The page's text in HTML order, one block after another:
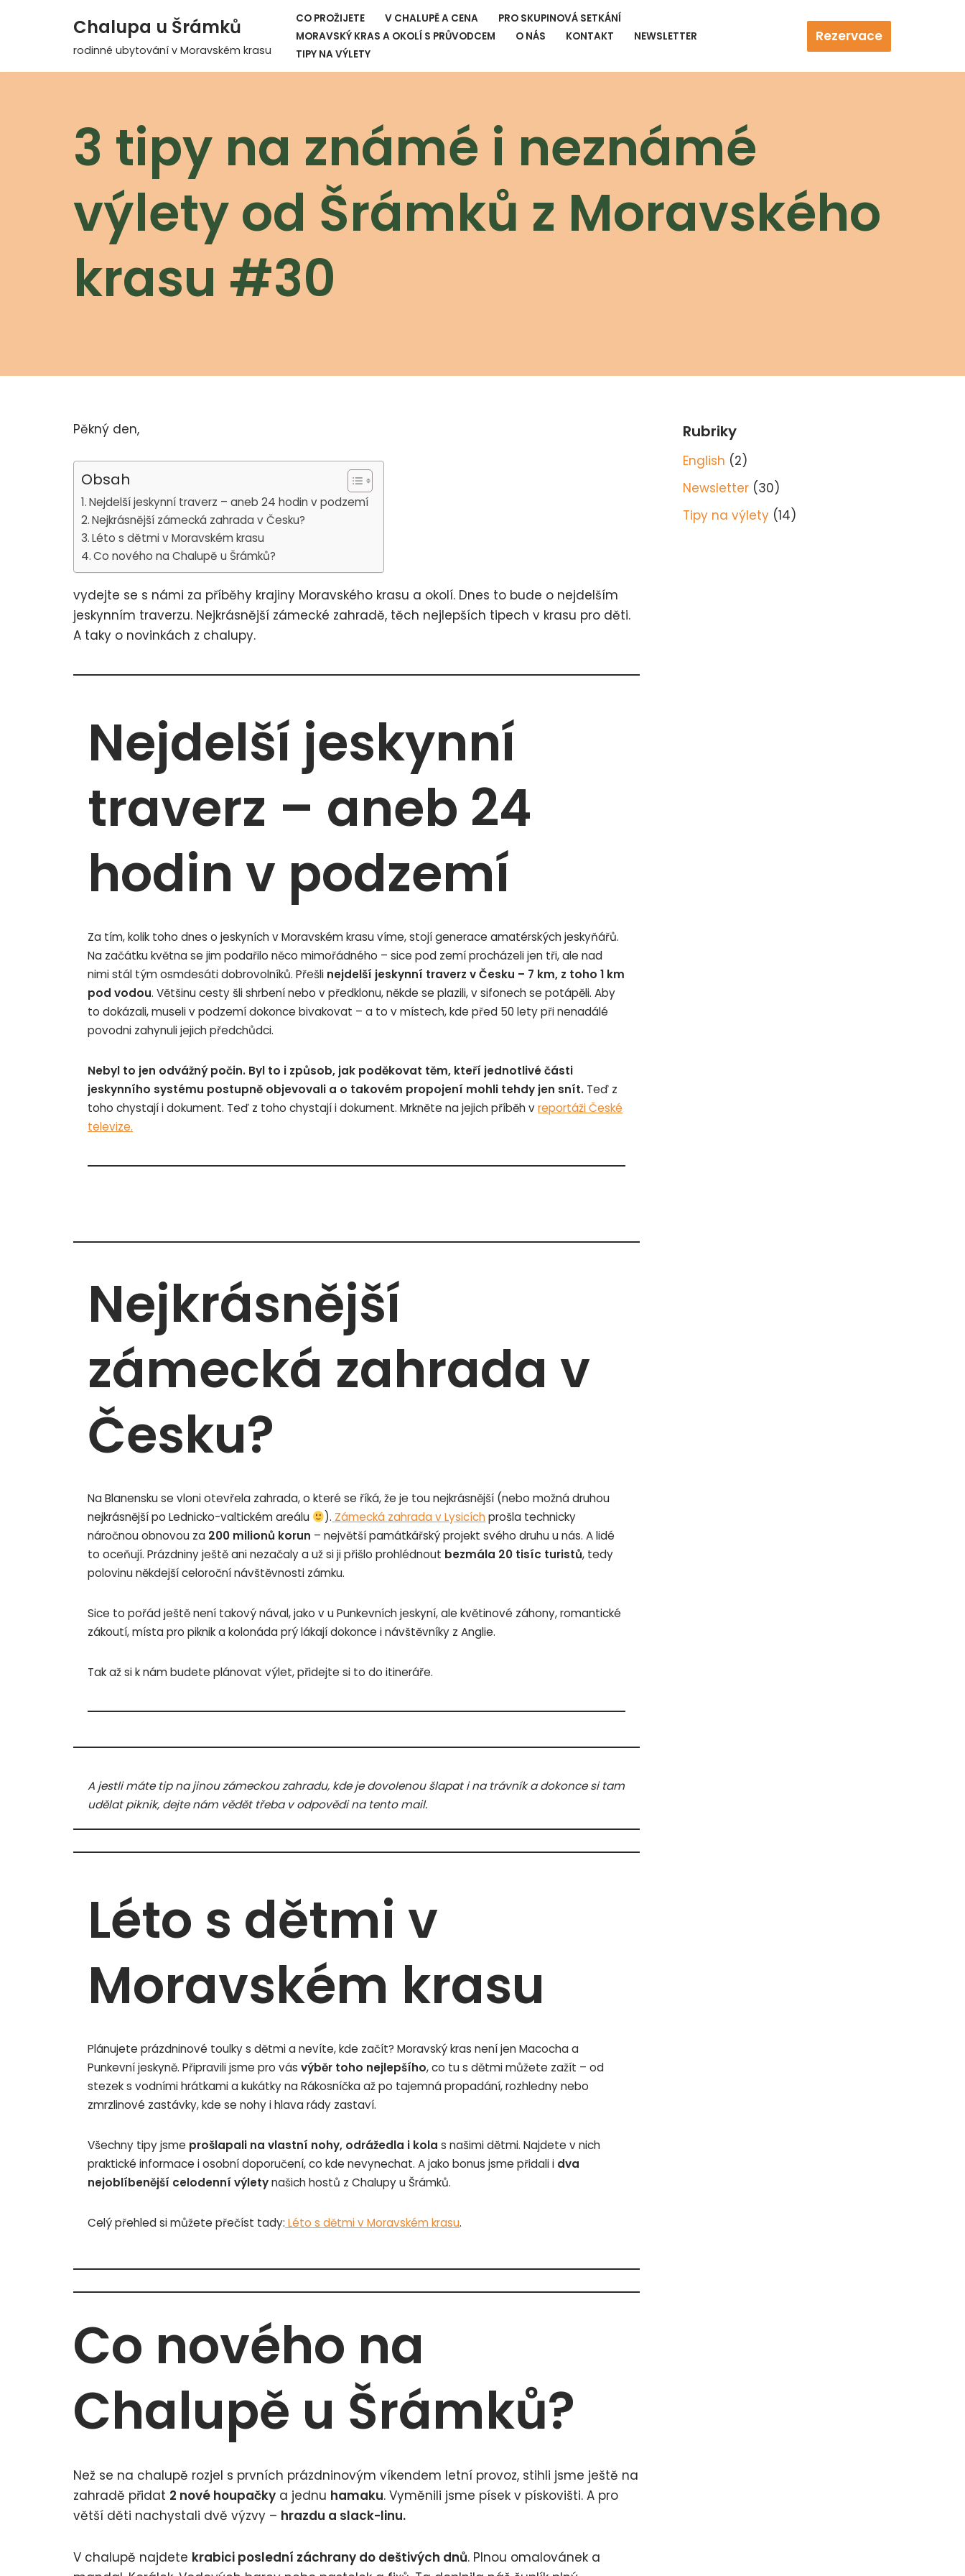
Chalupa u Šrámků
rodinné ubytování v Moravském krasu
CO PROŽIJETE V CHALUPĚ A CENA
PRO SKUPINOVÁ SETKÁNÍ
MORAVSKÝ KRAS A OKOLÍ S PRŮVODCEM
O NÁS KONTAKT
NEWSLETTER
TIPY NA VÝLETY
Rezervace
3 tipy na známé i neznámé
výlety od Šrámků z Moravského
krasu #30
Pěkný den,
Obsah
Nejdelší jeskynní traverz – aneb 24 hodin v podzemí
Nejkrásnější zámecká zahrada v Česku?
Léto s dětmi v Moravském krasu
Co nového na Chalupě u Šrámků?
vydejte se s námi za příběhy krajiny Moravského krasu a okolí. Dnes to bude o nejdelším
jeskynním traverzu. Nejkrásnější zámecké zahradě, těch nejlepších tipech v krasu pro děti.
A taky o novinkách z chalupy.
Nejdelší jeskynní
traverz – aneb 24
hodin v podzemí
Za tím, kolik toho dnes o jeskyních v Moravském krasu víme, stojí generace amatérských jeskyňářů.
Na začátku května se jim podařilo něco mimořádného – sice pod zemí procházeli jen tři, ale nad
nimi stál tým osmdesáti dobrovolníků. Přešli nejdelší jeskynní traverz v Česku – 7 km, z toho 1 km
pod vodou. Většinu cesty šli shrbení nebo v předklonu, někde se plazili, v sifonech se potápěli. Aby
to dokázali, museli v podzemí dokonce bivakovat – a to v místech, kde před 50 lety při nenadálé
povodni zahynuli jejich předchůdci.
Nebyl to jen odvážný počin. Byl to i způsob, jak poděkovat těm, kteří jednotlivé části
jeskynního systému postupně objevovali a o takovém propojení mohli tehdy jen snít. Teď z
toho chystají i dokument. Teď z toho chystají i dokument. Mrkněte na jejich příběh vreportáži České
televize.
Nejkrásnější
zámecká zahrada v
Česku?
Na Blanensku se vloni otevřela zahrada, o které se říká, že je tou nejkrásnější (nebo možná druhou
nejkrásnější po Lednicko-valtickém areálu
). Zámecká zahrada v Lysicích prošla technicky
náročnou obnovou za 200 milionů korun – největší památkářský projekt svého druhu u nás. A lidé
to oceňují. Prázdniny ještě ani nezačaly a už si ji přišlo prohlédnout bezmála 20 tisíc turistů, tedy
polovinu někdejší celoroční návštěvnosti zámku.
Sice to pořád ještě není takový nával, jako v u Punkevních jeskyní, ale květinové záhony, romantické
zákoutí, místa pro piknik a kolonáda prý lákají dokonce i návštěvníky z Anglie.
Tak až si k nám budete plánovat výlet, přidejte si to do itineráře.
A jestli máte tip na jinou zámeckou zahradu, kde je dovolenou šlapat i na trávník a dokonce si tam
udělat piknik, dejte nám vědět třeba v odpovědi na tento mail.
Léto s dětmi v
Moravském krasu
Plánujete prázdninové toulky s dětmi a nevíte, kde začít? Moravský kras není jen Macocha a
Punkevní jeskyně. Připravili jsme pro vás výběr toho nejlepšího, co tu s dětmi můžete zažít – od
stezek s vodními hrátkami a kukátky na Rákosníčka až po tajemná propadání, rozhledny nebo
zmrzlinové zastávky, kde se nohy i hlava rády zastaví.
Všechny tipy jsme prošlapali na vlastní nohy, odrážedla i kola s našimi dětmi. Najdete v nich
praktické informace i osobní doporučení, co kde nevynechat. A jako bonus jsme přidali i dva
nejoblíbenější celodenní výletynašich hostů z Chalupy u Šrámků.
Celý přehled si můžete přečíst tady: Léto s dětmi v Moravském krasu.
Co nového na
Chalupě u Šrámků?
Než se na chalupě rozjel s prvních prázdninovým víkendem letní provoz, stihli jsme ještě na
zahradě přidat 2 nové houpačky a jednu hamaku. Vyměnili jsme písek v pískovišti. A pro
větší děti nachystali dvě výzvy – hrazdu a slack-linu.
V chalupě najdete krabici poslední záchrany do deštivých dnů. Plnou omalovánek a
Rubriky
English (2)
Newsletter (30)
Tipy na výlety (14)